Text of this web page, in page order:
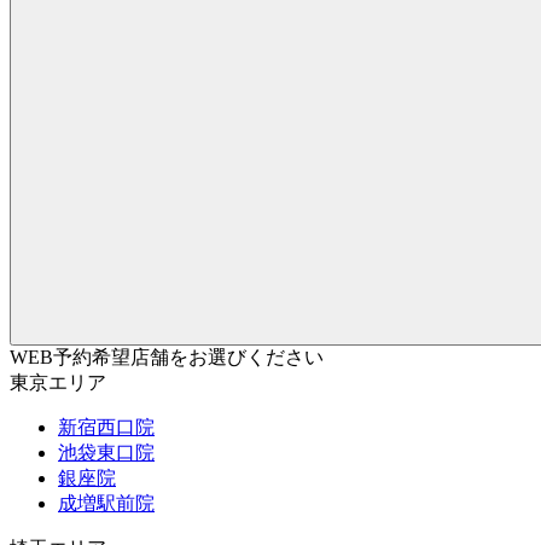
WEB予約希望店舗をお選びください
東京エリア
新宿西口院
池袋東口院
銀座院
成増駅前院